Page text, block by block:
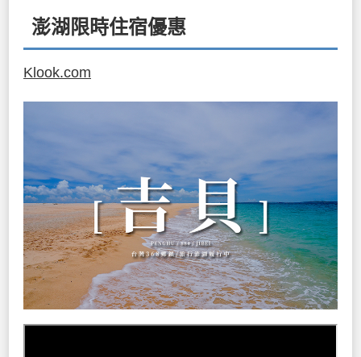
澎湖限時住宿優惠
Klook.com